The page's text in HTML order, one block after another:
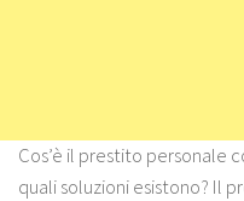
Cos’è il prestito personale
quali soluzioni esistono? Il